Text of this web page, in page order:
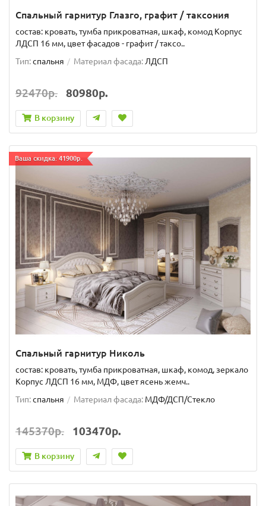
Спальный гарнитур Глазго, графит / таксония
состав: кровать, тумба прикроватная, шкаф, комод Корпус
ЛДСП 16 мм, цвет фасадов - графит / таксо..
Тип:спальня Материал фасада: ЛДСП
92470р. 80980р.
В корзину
Ваша скидка: 41900р.
Спальный гарнитур Николь
состав: кровать, тумба прикроватная, шкаф, комод, зеркало
Корпус ЛДСП 16 мм, МДФ, цвет ясень жемч..
Тип:спальня Материал фасада: МДФ/ДСП/Стекло
145370р. 103470р.
В корзину